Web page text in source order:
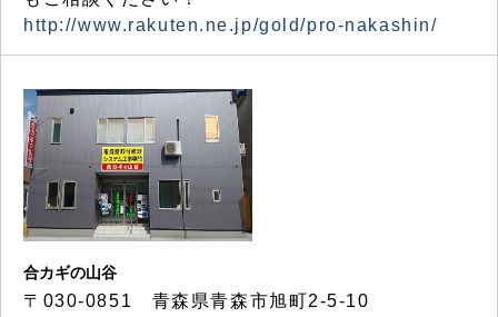
http://www.rakuten.ne.jp/gold/pro-nakashin/
合カギの山谷
〒030-0851 青森県青森市旭町2-5-10